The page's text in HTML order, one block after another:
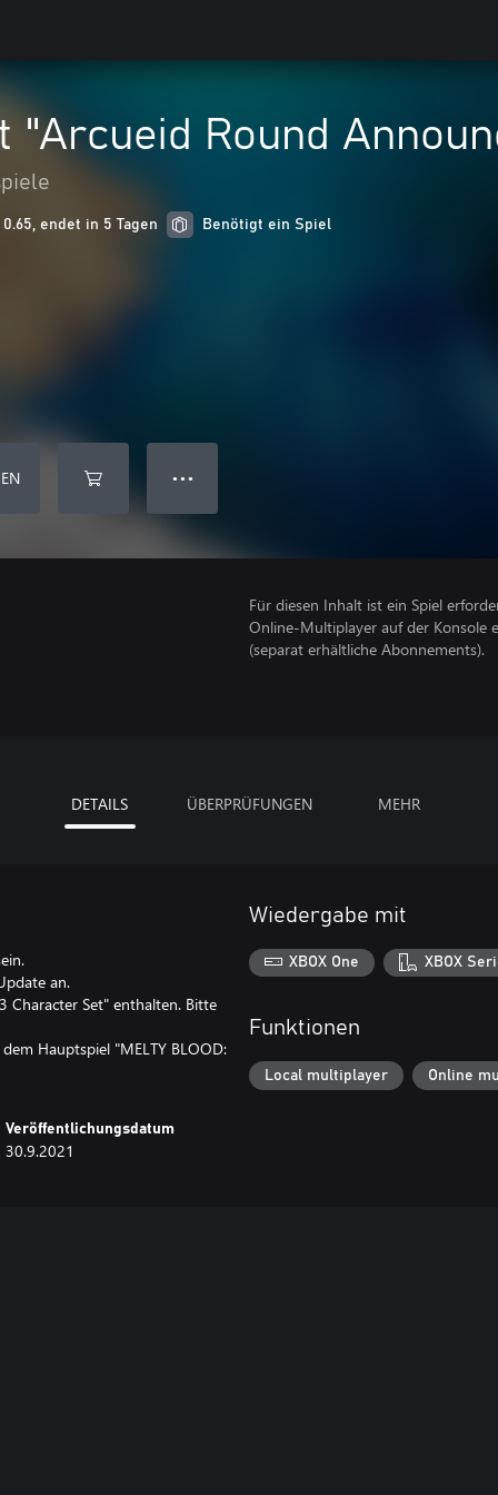
"Arcueid Round
endet in 5 Tagen Benötigt ein Spiel
● ● ●
Für diesen Inhalt ist ein Spiel
Online-Multiplayer auf der Konsole
(separat erhältliche Abonnements).
DETAILS ÜBERPRÜFUNGEN MEHR
an.
Character Set" enthalten. Bitte
Hauptspiel "MELTY BLOOD:
Veröffentlichungsdatum
30.9.2021
Wiedergabe mit
XBOX One XBOX
Funktionen
Local multiplayer Online